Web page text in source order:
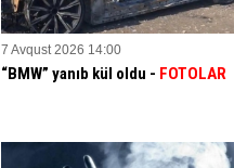
7 Avqust 2026 14:00
“BMW” yanıb kül oldu - FOTOLAR